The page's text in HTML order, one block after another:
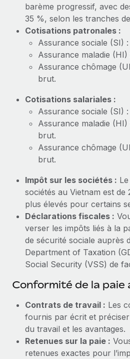
En savoir plus
barème progressif, avec
35 %, selon les tranches
Cotisations patronales :
Assurance sociale (SI)
Assurance maladie
Assurance chômage
brut.
Cotisations salariales :
Assurance sociale (SI)
Assurance maladie (HI)
brut.
Assurance chômage
brut.
Impôt sur les sociétés :
sociétés au Vietnam est de
plus élevés pour certains
Déclarations fiscales :
verser les impôts liés à la
de sécurité sociale auprès
Department of Taxation
Social Security (VSS) de
Conformité de la paie
Contrats de travail : Les
fournis par écrit et
du travail et les avantages.
Retenues sur la paie :
retenues exactes pour